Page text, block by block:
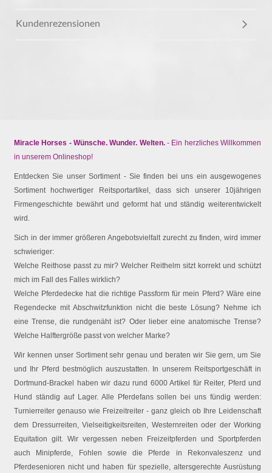
Kundenrezensionen
Miracle Horses - Wünsche. Wunder. Welten.- Ein herzliches Willkommen
in unserem Onlineshop!
Entdecken Sie unser Sortiment - Sie finden bei uns ein ausgewogenes
Sortiment hochwertiger Reitsportartikel, dass sich unserer 10jährigen
Firmengeschichte bewährt und geformt hat und ständig weiterentwickelt
wird.
Sich in der immer größeren Angebotsvielfalt zurecht zu finden, wird immer
schwieriger:
Welche Reithose passt zu mir? Welcher Reithelm sitzt korrekt und schützt
mich im Fall des Falles wirklich?
Welche Pferdedecke hat die richtige Passform für mein Pferd? Wäre eine
Regendecke mit Abschwitzfunktion nicht die beste Lösung? Nehme ich
eine Trense, die rundgenäht ist? Oder lieber eine anatomische Trense?
Welche Halftergröße passt von welcher Marke?
Wir kennen unser Sortiment sehr genau und beraten wir Sie gern, um Sie
und Ihr Pferd bestmöglich auszustatten. In unserem Reitsportgeschäft in
Dortmund-Brackel haben wir dazu rund 6000 Artikel für Reiter, Pferd und
Hund ständig auf Lager. Alle Pferdefans sollen bei uns fündig werden:
Turnierreiter genauso wie Freizeitreiter - ganz gleich ob Ihre Leidenschaft
dem Dressurreiten, Vielseitigkeitsreiten, Westernreiten oder der Working
Equitation gilt. Wir vergessen neben Freizeitpferden und Sportpferden
auch Minipferde, Fohlen sowie die Pferde in Rekonvaleszenz und
Pferdesenioren nicht und haben für spezielle, altersgerechte Ausrüstung